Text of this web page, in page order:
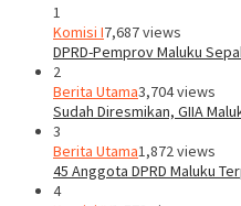
1
Komisi I7,687 views
DPRD-Pemprov Maluku
2
Berita Utama3,704 views
Sudah Diresmikan, GIIA
3
Berita Utama1,872 views
45 Anggota DPRD Maluku
4